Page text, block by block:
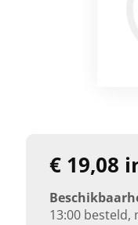
€ 19,08
13:00 besteld,